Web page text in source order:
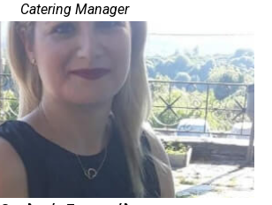
Catering Manager